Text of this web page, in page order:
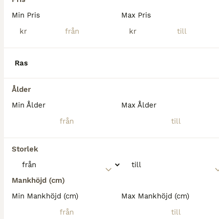
Min Pris
kr
Max Pris
kr
Ras
Ålder
Min Ålder
Max Ålder
Storlek
Mankhöjd (cm)
Min Mankhöjd (cm)
Max Mankhöjd (cm)
MEDIUM